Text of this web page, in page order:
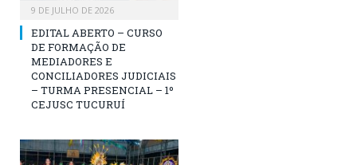
9 DE JULHO DE 2026
EDITAL ABERTO – CURSO
DE FORMAÇÃO DE
MEDIADORES E
CONCILIADORES JUDICIAIS
– TURMA PRESENCIAL – 1º
CEJUSC TUCURUÍ